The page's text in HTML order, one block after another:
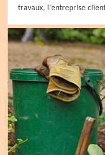
travaux, l'entreprise